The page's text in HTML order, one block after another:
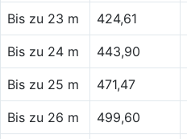
Bis zu 23 m 424,61
Bis zu 24 m 443,90
Bis zu 25 m 471,47
Bis zu 26 m 499,60